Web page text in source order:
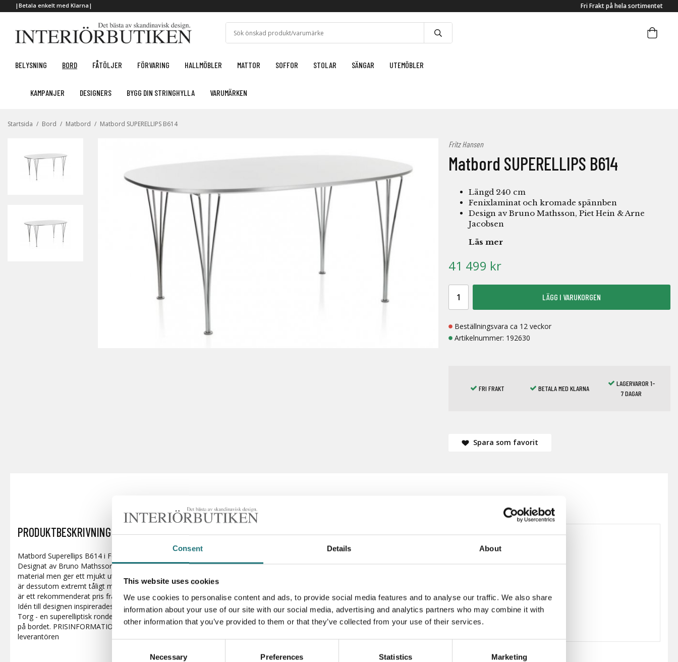
Consent Details About
This website uses cookies
We use cookies to personalise content and ads, to provide social media features and to analyse our traffic. We also share
information about your use of our site with our social media, advertising and analytics partners who may combine it with
other information that you’ve provided to them or that they’ve collected from your use of their services.
Necessary Preferences Statistics Marketing
|Betala enkelt med Klarna| Fri Frakt på hela sortimentet
BELYSNING BORD FÅTÖLJER FÖRVARING HALLMÖBLER MATTOR SOFFOR STOLAR SÄNGAR UTEMÖBLER
KAMPANJER DESIGNERS BYGG DIN STRINGHYLLA VARUMÄRKEN
Startsida / Bord / Matbord / Matbord SUPERELLIPS B614
Fritz Hansen
Matbord SUPERELLIPS B614
Längd 240 cm
Fenixlaminat och kromade spännben
Design av Bruno Mathsson, Piet Hein & Arne
Jacobsen
Läs mer
41 499 kr
LÄGG I VARUKORGEN
Beställningsvara ca 12 veckor
Artikelnummer: 192630
FRI FRAKT BETALA MED KLARNA
LAGERVAROR 1-
7 DAGAR
Spara som favorit
PRODUKTBESKRIVNING
Matbord Superellips B614 i Fenixlaminat med aluminiumkant och kromade spännben.
Designat av Bruno Mathsson, Piet Hein och Arne Jacobsen. Fenixlaminat är ett tåligt
material men ger ett mjukt utseende med dess matta yta. Fenixlaminat är lättskött och
är dessutom extremt tåligt mot repor och värme. PRISINFORMATION: Överstruket pris
är ett rekommenderat pris från leverantören
Idén till designen inspirerades av Piet Heins lösning på trafikproblemen kring Sergels
Torg - en superelliptisk rondell. Den ovala formen ser lika harmonisk ut oavsett storlek
på bordet. PRISINFORMATION: Överstruket pris är ett rekommenderat pris från
leverantören